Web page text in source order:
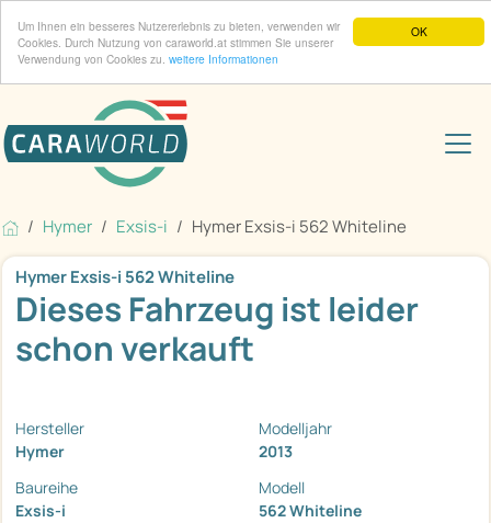
OK
Um Ihnen ein besseres Nutzererlebnis zu bieten, verwenden wir
Cookies. Durch Nutzung von caraworld.at stimmen Sie unserer
Verwendung von Cookies zu. weitere Informationen
Hymer Exsis-i Hymer Exsis-i 562 Whiteline
Hymer Exsis-i 562 Whiteline
Dieses Fahrzeug ist leider
schon verkauft
Hersteller
Hymer
Modelljahr
2013
Baureihe
Exsis-i
Modell
562 Whiteline